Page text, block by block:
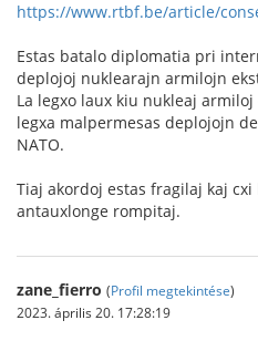
https://www.rtbf.be/article/
Estas batalo diplomatia pri
deplojoj nuklearajn armilojn
La legxo laux kiu nukleaj
legxa malpermesas deplojojn
NATO.
Tiaj akordoj estas fragilaj kaj cxi
antauxlonge rompitaj.
zane_fierro (Profil megtekintése)
2023. április 20. 17:28:19